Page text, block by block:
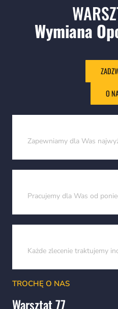
Wymiana
O
Zapewniamy dla Was
Pracujemy dla Was od
Każde zlecenie traktujemy
TROCHĘ O NAS
Warsztat 77